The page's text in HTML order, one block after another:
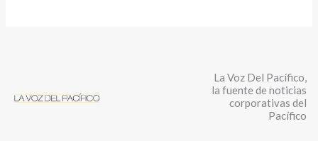
La Voz Del Pacífico,
la fuente de noticias
corporativas del
Pacífico